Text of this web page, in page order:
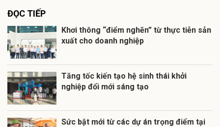
ĐỌC TIẾP
Khơi thông “điểm nghẽn” từ thực tiễn sản
xuất cho doanh nghiệp
Tăng tốc kiến tạo hệ sinh thái khởi
nghiệp đổi mới sáng tạo
Sức bật mới từ các dự án trọng điểm tại